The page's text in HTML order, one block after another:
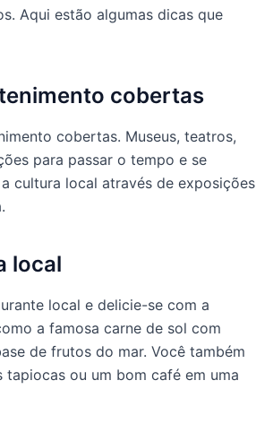
Aqui estão algumas dicas que
cobertas
cobertas. Museus, teatros,
para passar o tempo e se
cultura local através de exposições
local
local e delicie-se com a
a famosa carne de sol com
de frutos do mar. Você também
ou um bom café em uma